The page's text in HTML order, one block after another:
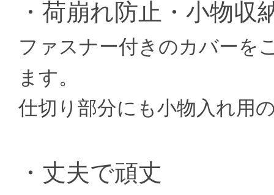
・荷崩れ防止・小物収
ファスナー付きのカバーを
ます。
仕切り部分にも小物入れ用
・丈夫で頑丈